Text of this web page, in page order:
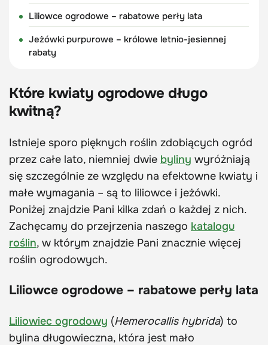
Liliowce ogrodowe – rabatowe perły lata
Jeżówki purpurowe – królowe letnio-jesiennej
rabaty
Które kwiaty ogrodowe długo
kwitną?
Istnieje sporo pięknych roślin zdobiących ogród
przez całe lato, niemniej dwie byliny wyróżniają
się szczególnie ze względu na efektowne kwiaty i
małe wymagania – są to liliowce i jeżówki.
Poniżej znajdzie Pani kilka zdań o każdej z nich.
Zachęcamy do przejrzenia naszego katalogu
roślin, w którym znajdzie Pani znacznie więcej
roślin ogrodowych.
Liliowce ogrodowe – rabatowe perły lata
Liliowiec ogrodowy (Hemerocallis hybrida) to
bylina długowieczna, która jest mało